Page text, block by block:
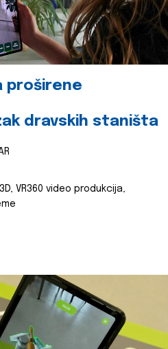
proširene
dravskih staništa
VR360 video produkcija,